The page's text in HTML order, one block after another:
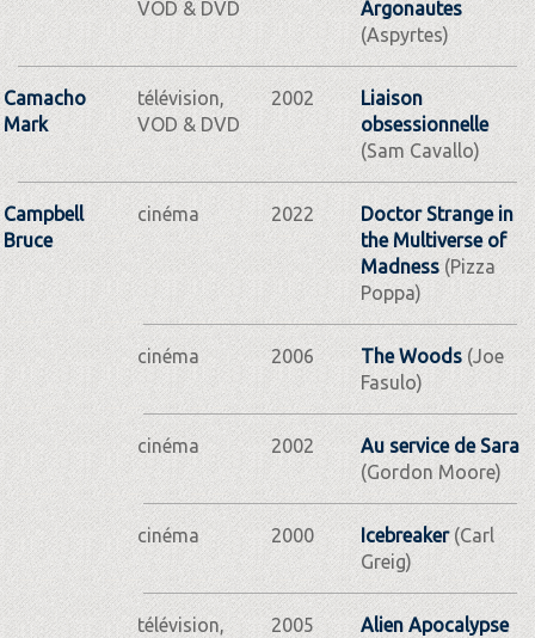
VOD & DVD
Argonautes
(Aspyrtes)
Camacho
Mark
télévision,
VOD & DVD
2002
Liaison
obsessionnelle
(Sam Cavallo)
Campbell
Bruce
cinéma 2022
Doctor Strange in
the Multiverse of
Madness(Pizza
Poppa)
cinéma 2006 The Woods(Joe
Fasulo)
cinéma 2002
Au service de Sara
(Gordon Moore)
cinéma 2000 Icebreaker(Carl
Greig)
télévision,
2005
Alien Apocalypse